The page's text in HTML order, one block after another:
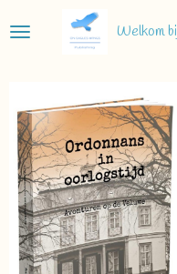
direct
hoofdinhoud
Welkom